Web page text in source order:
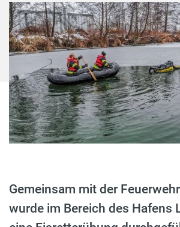
Gemeinsam mit der
wurde im Bereich des Hafens